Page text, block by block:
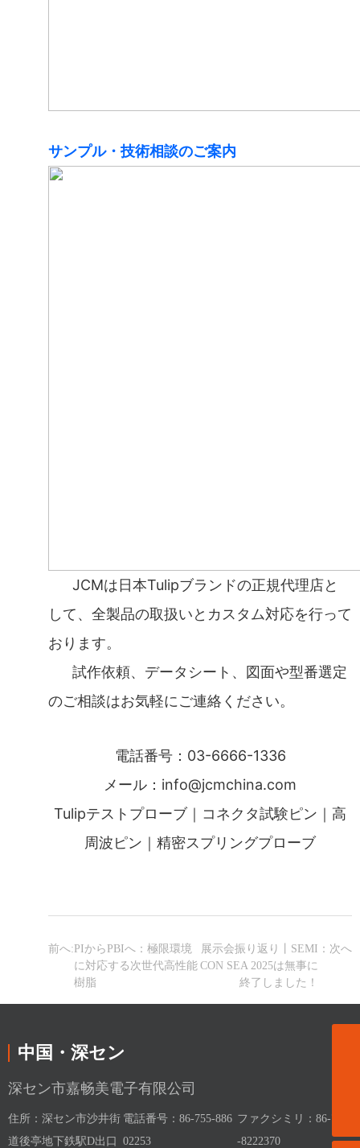
サンプル・技術相談のご案内
JCMは日本Tulipブランドの正規代理店と
して、全製品の取扱いとカスタム対応を行って
おります。
試作依頼、データシート、図面や型番選定
のご相談はお気軽にご連絡ください。
電話番号：03-6666-1336
メール：info@jcmchina.com
Tulipテストプローブ｜コネクタ試験ピン｜高
周波ピン｜精密スプリングプローブ
前へ:PIからPBIへ：極限環境
に対応する次世代高性能
樹脂
展示会振り返り丨SEMI
CON SEA 2025は無事に
終了しました！
：次へ
中国・深セン
深セン市嘉畅美電子有限公司
住所：深セン市沙井街
道後亭地下鉄駅D出口
電話番号：86-755-886
02253
ファクシミリ：86-755
-8222370
info@jcmchina.com